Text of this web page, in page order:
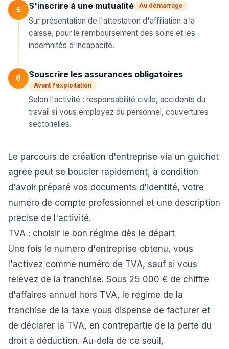
5 S'inscrire à une mutualité Au démarrage
Sur présentation de l'attestation d'affiliation à la
caisse, pour le remboursement des soins et les
indemnités d'incapacité.
6 Souscrire les assurances obligatoires
Avant l'exploitation
Selon l'activité : responsabilité civile, accidents du
travail si vous employez du personnel, couvertures
sectorielles.
Le parcours de création d'entreprise via un guichet
agréé peut se boucler rapidement, à condition
d'avoir préparé vos documents d'identité, votre
numéro de compte professionnel et une description
précise de l'activité.
TVA : choisir le bon régime dès le départ
Une fois le numéro d'entreprise obtenu, vous
l'activez comme numéro de TVA, sauf si vous
relevez de la franchise. Sous 25 000 € de chiffre
d'affaires annuel hors TVA, le régime de la
franchise de la taxe vous dispense de facturer et
de déclarer la TVA, en contrepartie de la perte du
droit à déduction. Au-delà de ce seuil,